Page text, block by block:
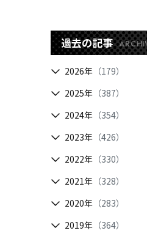
過去の記事
2026年 （179）
2025年 （387）
2024年 （354）
2023年 （426）
2022年 （330）
2021年 （328）
2020年 （283）
2019年 （364）